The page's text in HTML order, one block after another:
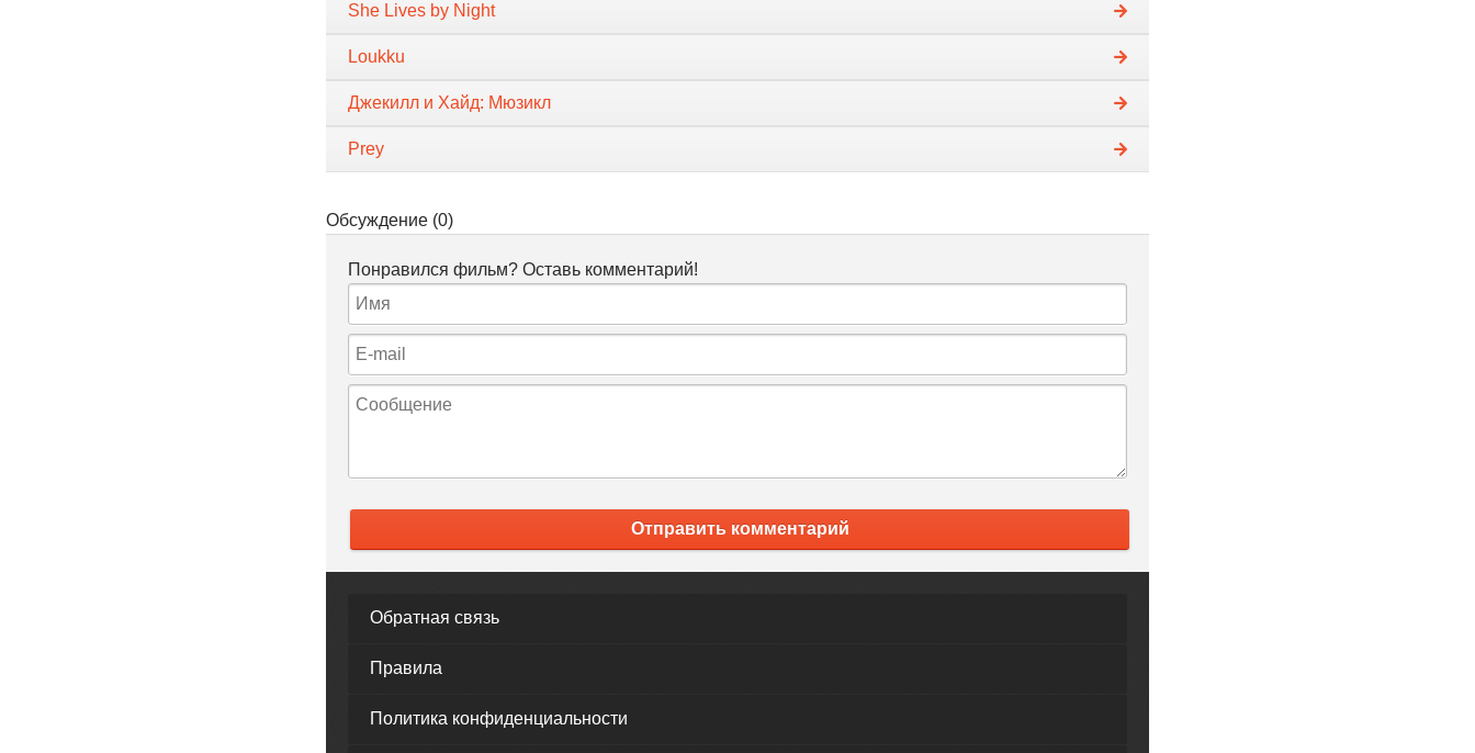
She Lives by Night
Loukku
Джекилл и Хайд: Мюзикл
Prey
Обсуждение (0)
Понравился фильм? Оставь комментарий!
Отправить комментарий
Обратная связь
Правила
Политика конфиденциальности